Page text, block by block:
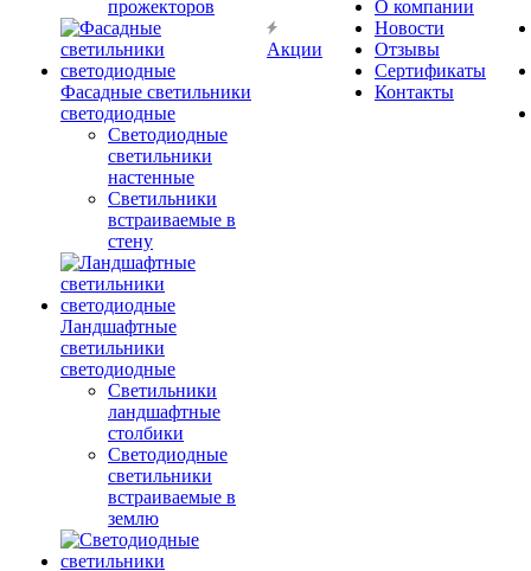
прожекторов
Фасадные светильники
светодиодные
Светодиодные
светильники
настенные
Светильники
встраиваемые в
стену
Ландшафтные
светильники
светодиодные
Светильники
ландшафтные
столбики
Светодиодные
светильники
встраиваемые в
землю
Акции
О компании
Новости
Отзывы
Сертификаты
Контакты